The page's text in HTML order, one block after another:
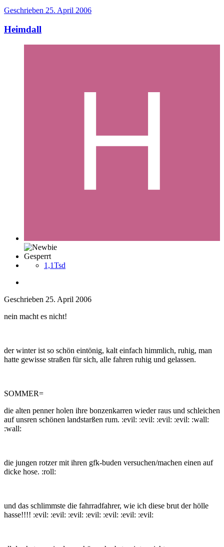
Geschrieben 25. April 2006
Heimdall
Gesperrt
1,1Tsd
Geschrieben 25. April 2006
nein macht es nicht!
der winter ist so schön eintönig, kalt einfach himmlich, ruhig, man
hatte gewisse straßen für sich, alle fahren ruhig und gelassen.
SOMMER=
die alten penner holen ihre bonzenkarren wieder raus und schleichen
auf unsren schönen landstarßen rum. :evil: :evil: :evil: :evil: :wall:
:wall:
die jungen rotzer mit ihren gfk-buden versuchen/machen einen auf
dicke hose. :roll:
und das schlimmste die fahrradfahrer, wie ich diese brut der hölle
hasse!!!! :evil: :evil: :evil: :evil: :evil: :evil: :evil: